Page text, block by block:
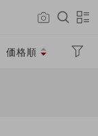
価格順